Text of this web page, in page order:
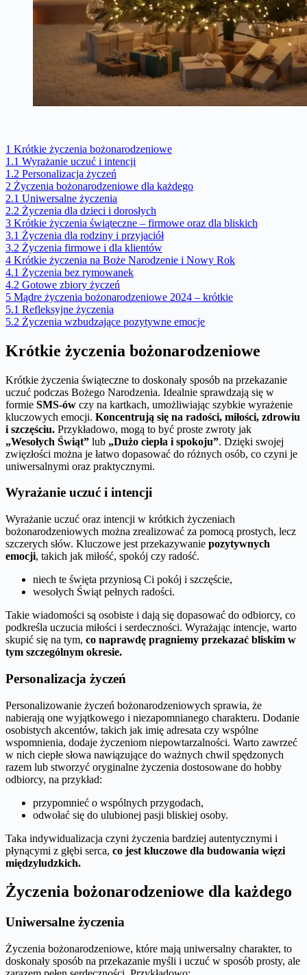
1 Krótkie życzenia bożonarodzeniowe
1.1 Wyrażanie uczuć i intencji
1.2 Personalizacja życzeń
2 Życzenia bożonarodzeniowe dla każdego
2.1 Uniwersalne życzenia
2.2 Życzenia dla dzieci i dorosłych
3 Krótkie życzenia świąteczne – firmowe oraz dla bliskich
3.1 Życzenia dla rodziny i przyjaciół
3.2 Życzenia firmowe i dla klientów
4 Krótkie życzenia na Boże Narodzenie i Nowy Rok
4.1 Życzenia bez rymowanek
4.2 Gotowe zbiory życzeń
5 Mądre życzenia bożonarodzeniowe 2024 – krótkie
5.1 Refleksyjne życzenia
5.2 Życzenia wzbudzające pozytywne emocje
Krótkie życzenia bożonarodzeniowe
Krótkie życzenia świąteczne to doskonały sposób na przekazanie
uczuć podczas Bożego Narodzenia. Idealnie sprawdzają się w
formie SMS-ów czy na kartkach, umożliwiając szybkie wyrażenie
kluczowych emocji. Koncentrują się na radości, miłości, zdrowiu
i szczęściu. Przykładowo, mogą to być proste zwroty jak
„Wesołych Świąt” lub „Dużo ciepła i spokoju”. Dzięki swojej
zwięzłości można je łatwo dopasować do różnych osób, co czyni je
uniwersalnymi oraz praktycznymi.
Wyrażanie uczuć i intencji
Wyrażanie uczuć oraz intencji w krótkich życzeniach
bożonarodzeniowych można zrealizować za pomocą prostych, lecz
szczerych słów. Kluczowe jest przekazywanie pozytywnych
emocji, takich jak miłość, spokój czy radość.
niech te święta przyniosą Ci pokój i szczęście,
wesołych Świąt pełnych radości.
Takie wiadomości są osobiste i dają się dopasować do odbiorcy, co
podkreśla uczucia miłości i serdeczności. Wyrażając intencje, warto
skupić się na tym, co naprawdę pragniemy przekazać bliskim w
tym szczególnym okresie.
Personalizacja życzeń
Personalizowanie życzeń bożonarodzeniowych sprawia, że
nabierają one wyjątkowego i niezapomnianego charakteru. Dodanie
osobistych akcentów, takich jak imię adresata czy wspólne
wspomnienia, dodaje życzeniom niepowtarzalności. Warto zawrzeć
w nich ciepłe słowa nawiązujące do ważnych chwil spędzonych
razem lub stworzyć oryginalne życzenia dostosowane do hobby
odbiorcy, na przykład:
przypomnieć o wspólnych przygodach,
odwołać się do ulubionej pasji bliskiej osoby.
Taka indywidualizacja czyni życzenia bardziej autentycznymi i
płynącymi z głębi serca, co jest kluczowe dla budowania więzi
międzyludzkich.
Życzenia bożonarodzeniowe dla każdego
Uniwersalne życzenia
Życzenia bożonarodzeniowe, które mają uniwersalny charakter, to
doskonały sposób na przekazanie myśli i uczuć w sposób prosty, ale